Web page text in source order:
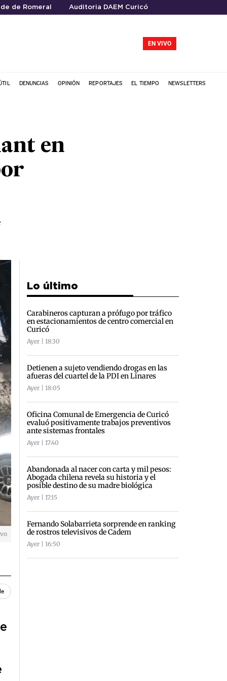
de Romeral Auditoria DAEM Curicó
EN VIVO
DENUNCIAS OPINIÓN REPORTAJES EL TIEMPO NEWSLETTERS
en
Lo último
Carabineros capturan a prófugo por tráfico
en estacionamientos de centro comercial en
Curicó
Ayer | 18:30
Detienen a sujeto vendiendo drogas en las
afueras del cuartel de la PDI en Linares
Ayer | 18:05
Oficina Comunal de Emergencia de Curicó
evaluó positivamente trabajos preventivos
ante sistemas frontales
Ayer | 17:40
Abandonada al nacer con carta y mil pesos:
Abogada chilena revela su historia y el
posible destino de su madre biológica
Ayer | 17:15
Fernando Solabarrieta sorprende en ranking
de rostros televisivos de Cadem
Ayer | 16:50